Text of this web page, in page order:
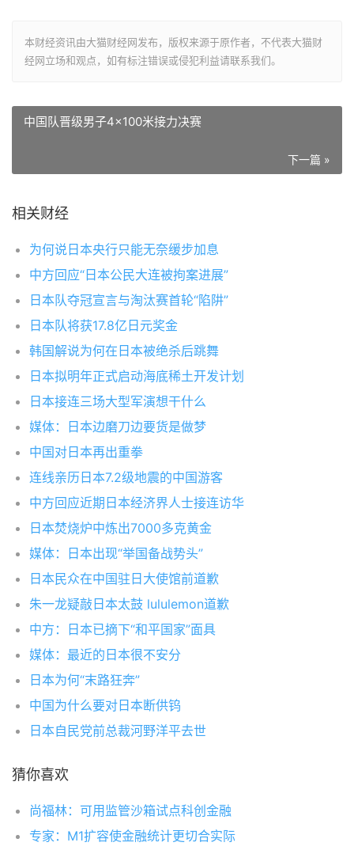
本财经资讯由大猫财经网发布，版权来源于原作者，不代表大猫财
经网立场和观点，如有标注错误或侵犯利益请联系我们。
中国队晋级男子4x100米接力决赛
下一篇 »
相关财经
为何说日本央行只能无奈缓步加息
中方回应“日本公民大连被拘案进展”
日本队夺冠宣言与淘汰赛首轮“陷阱”
日本队将获17.8亿日元奖金
韩国解说为何在日本被绝杀后跳舞
日本拟明年正式启动海底稀土开发计划
日本接连三场大型军演想干什么
媒体：日本边磨刀边要货是做梦
中国对日本再出重拳
连线亲历日本7.2级地震的中国游客
中方回应近期日本经济界人士接连访华
日本焚烧炉中炼出7000多克黄金
媒体：日本出现“举国备战势头”
日本民众在中国驻日大使馆前道歉
朱一龙疑敲日本太鼓 lululemon道歉
中方：日本已摘下“和平国家”面具
媒体：最近的日本很不安分
日本为何“末路狂奔”
中国为什么要对日本断供钨
日本自民党前总裁河野洋平去世
猜你喜欢
尚福林：可用监管沙箱试点科创金融
专家：M1扩容使金融统计更切合实际